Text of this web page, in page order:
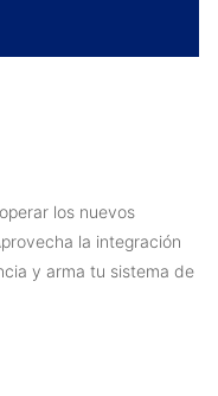
los nuevos
la integración
y arma tu sistema de